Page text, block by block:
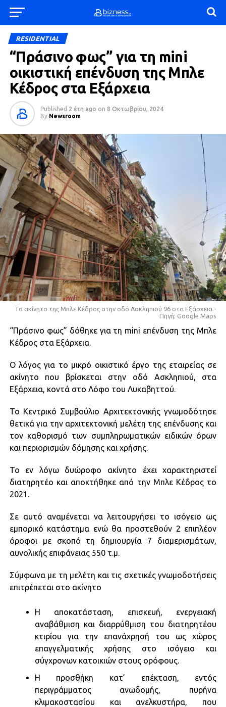
RESIDENTIAL
“Πράσινο φως” για τη mini
οικιστική επένδυση της Μπλε
Κέδρος στα Εξάρχεια
Published 2 έτη ago on 8 Οκτωβρίου, 2024
By Newsroom
Το ακίνητο της Μπλε Κέδρος στην οδό Ασκληπιού 96 στα Εξάρχεια -
Πηγή: Google Maps
“Πράσινο φως” δόθηκε για τη mini επένδυση της Μπλε
Κέδρος στα Εξάρχεια.
Ο λόγος για το μικρό οικιστικό έργο της εταιρείας σε
ακίνητο που βρίσκεται στην οδό Ασκληπιού, στα
Εξάρχεια, κοντά στο Λόφο του Λυκαβηττού.
Το Κεντρικό Συμβούλιο Αρχιτεκτονικής γνωμοδότησε
θετικά για την αρχιτεκτονική μελέτη της επένδυσης και
τον καθορισμό των συμπληρωματικών ειδικών όρων
και περιορισμών δόμησης και χρήσης.
Το εν λόγω δυώροφο ακίνητο έχει χαρακτηριστεί
διατηρητέο και αποκτήθηκε από την Μπλε Κέδρος το
2021.
Σε αυτό αναμένεται να λειτουργήσει το ισόγειο ως
εμπορικό κατάστημα ενώ θα προστεθούν 2 επιπλέον
όροφοι με σκοπό τη δημιουργία 7 διαμερισμάτων,
αυνολικής επιφάνειας 550 τ.μ.
Σύμφωνα με τη μελέτη και τις σχετικές γνωμοδοτήσεις
επιτρέπεται στο ακίνητο
Η αποκατάσταση, επισκευή, ενεργειακή
αναβάθμιση και διαρρύθμιση του διατηρητέου
κτιρίου για την επανάχρησή του ως χώρος
επαγγελματικής χρήσης στο ισόγειο και
σύγχρονων κατοικιών στους ορόφους.
Η προσθήκη κατ’ επέκταση, εντός
περιγράμματος ανωδομής, πυρήνα
κλιμακοστασίου και ανελκυστήρα, που